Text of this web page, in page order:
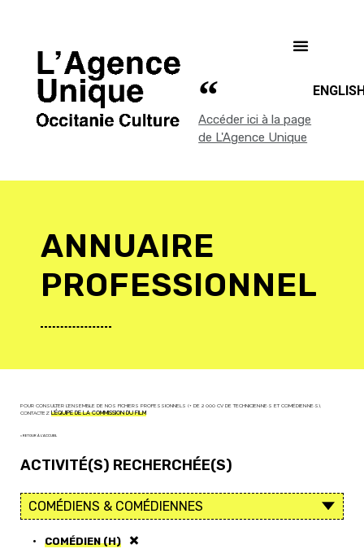
Accéder ici à la page
de L'Agence Unique
ANNUAIRE
PROFESSIONNEL
POUR CONSULTER L'ENSEMBLE DE NOS FICHIERS PROFESSIONNELS (+ DE 2 000 CV DE TECHNICIEN·NE·S ET COMÉDIEN·NE·S),
CONTACTEZ L'ÉQUIPE DE LA COMMISSION DU FILM
< RETOUR À L'ACCUEIL
ACTIVITÉ(S) RECHERCHÉE(S)
• COMÉDIEN (H)